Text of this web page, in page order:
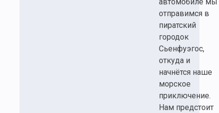
автомобиле мы
отправимся в
пиратский
городок
Сьенфуэгос,
откуда и
начнётся наше
морское
приключение.
Нам предстоит